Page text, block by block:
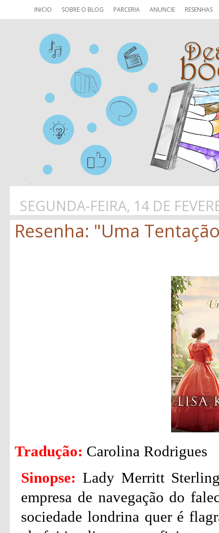
INICIO SOBRE O BLOG PARCERIA ANUNCIE RESENHAS
SEGUNDA-FEIRA, 14 DE
Resenha: "Uma
Tradução: Carolina Rodrigues
Sinopse: Lady Merritt
empresa de navegação do
sociedade londrina quer é